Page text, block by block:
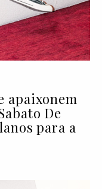
apaixonem
De
para a